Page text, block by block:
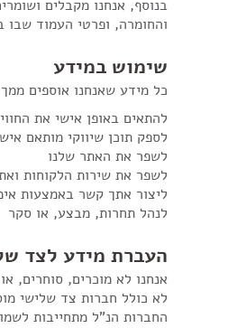
והחומרה, ופרטי העמוד שבו
שימוש במידע
כל מידע שאנחנו אוספים
להתאים באופן אישי את
לספק תוכן שיווקי מותאם
לשפר את האתר שלנו
לשפר את שירות הלקוחות
ליצור אתך קשר באמצעות
לנהל תחרות, מבצע, או סקר
העברת מידע לצד
אנחנו לא מוכרים, סוחרים,
לא כולל חברות צד שלישי
החברות הנ"ל מתחייבות